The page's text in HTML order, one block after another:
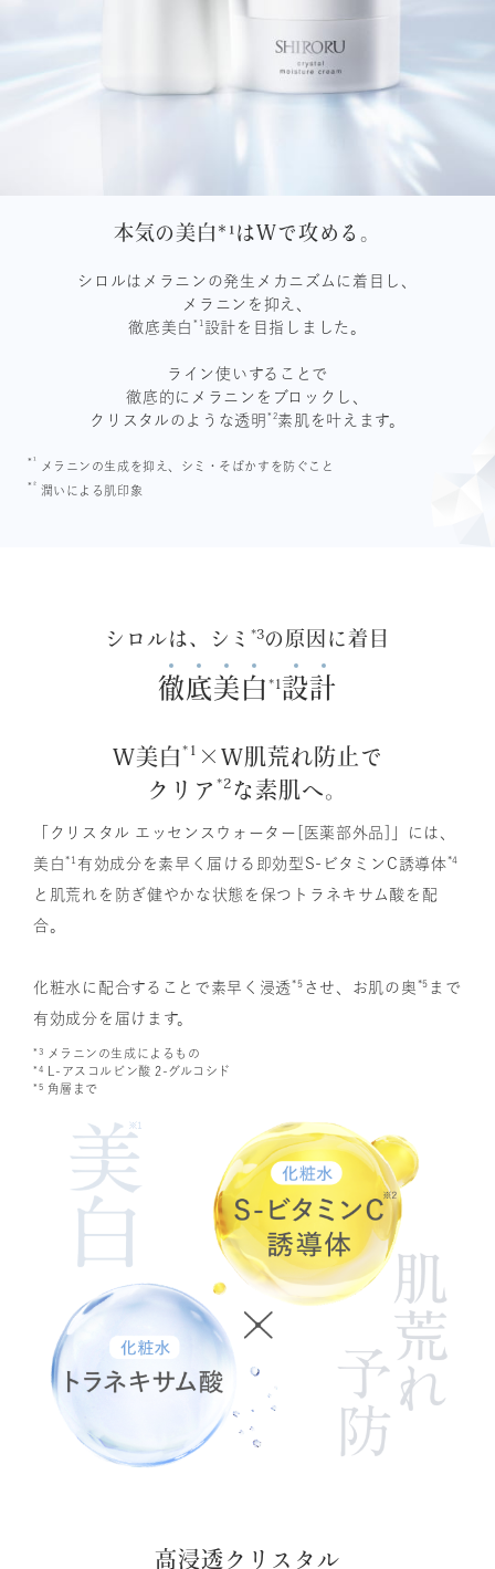
本気の美白*¹はWで攻める。
シロルはメラニンの発生メカニズムに着目し、
メラニンを抑え、
徹底美白*1 設計を目指しました。
ライン使いすることで
徹底的にメラニンをブロックし、
クリスタルのような透明 *2素肌を叶えます。
*¹ メラニンの生成を抑え、シミ・そばかすを防ぐこと
*² 潤いによる肌印象
シロルは、シミ *3の原因に着目
徹底美 白 *1設計
W美白 *1 ×W肌荒れ防止で
クリア *2 な素肌へ。
「クリスタル エッセンスウォーター[医薬部外品]」には、
美白*1 有効成分を素早く届ける即効型S-ビタミンC誘導体*4
と肌荒れを防ぎ健やかな状態を保つトラネキサム酸を配
合。
化粧水に配合することで素早く浸透*5 させ、お肌の奥 *5 まで
有効成分を届けます。
*3 メラニンの生成によるもの
*4 L-アスコルビン酸 2-グルコシド
*5 角層まで
高浸透クリスタル